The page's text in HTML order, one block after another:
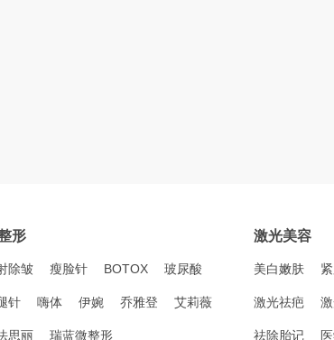
形
除皱 瘦脸针 BOTOX 玻尿酸
针 嗨体 伊婉 乔雅登 艾莉薇
思丽 瑞蓝微整形
激光美容
美白嫩肤
激光祛疤
祛除胎记